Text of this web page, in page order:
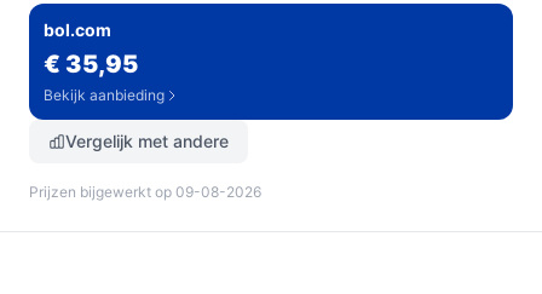
bol.com
€ 35,95
Bekijk aanbieding
Vergelijk met andere
Prijzen bijgewerkt op 09-08-2026